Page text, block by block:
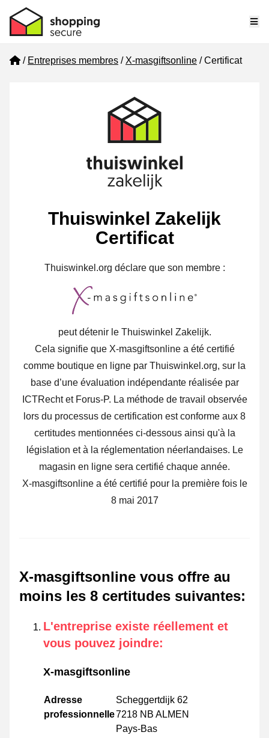
Home
Entreprises membres X-masgiftsonline Certificat
Thuiswinkel Zakelijk
Certificat
Thuiswinkel.org déclare que son membre :
peut détenir le Thuiswinkel Zakelijk.
Cela signifie que X-masgiftsonline a été certifié
comme boutique en ligne par Thuiswinkel.org, sur la
base d’une évaluation indépendante réalisée par
ICTRecht et Forus-P. La méthode de travail observée
lors du processus de certification est conforme aux 8
certitudes mentionnées ci-dessous ainsi qu'à la
législation et à la réglementation néerlandaises. Le
magasin en ligne sera certifié chaque année.
X-masgiftsonline a été certifié pour la première fois le
8 mai 2017
X-masgiftsonline vous offre au
moins les 8 certitudes suivantes:
L'entreprise existe réellement et
vous pouvez joindre:
X-masgiftsonline
Adresse
professionnelle
Scheggertdijk 62
7218 NB ALMEN
Pays-Bas